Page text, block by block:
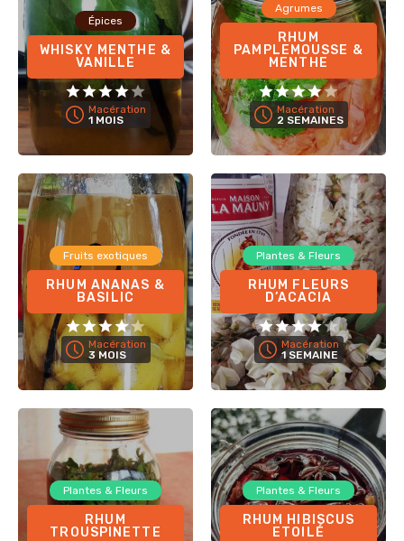
Épices
WHISKY MENTHE &
VANILLE
Macération
1 MOIS
Agrumes
RHUM
PAMPLEMOUSSE &
MENTHE
Macération
2 SEMAINES
Fruits exotiques
RHUM ANANAS &
BASILIC
Macération
3 MOIS
Plantes & Fleurs
RHUM FLEURS
D’ACACIA
Macération
1 SEMAINE
Plantes & Fleurs
RHUM
TROUSPINETTE
Plantes & Fleurs
RHUM HIBISCUS
ETOILÉ